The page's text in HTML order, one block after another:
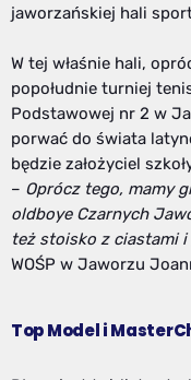
jaworzańskiej hali
W tej właśnie hali,
popołudnie turniej
Podstawowej nr 2 w
porwać do świata
będzie założyciel
– Oprócz tego, mamy
oldboye Czarnych
też stoisko z ciastami
WOŚP w Jaworzu
Top Model i